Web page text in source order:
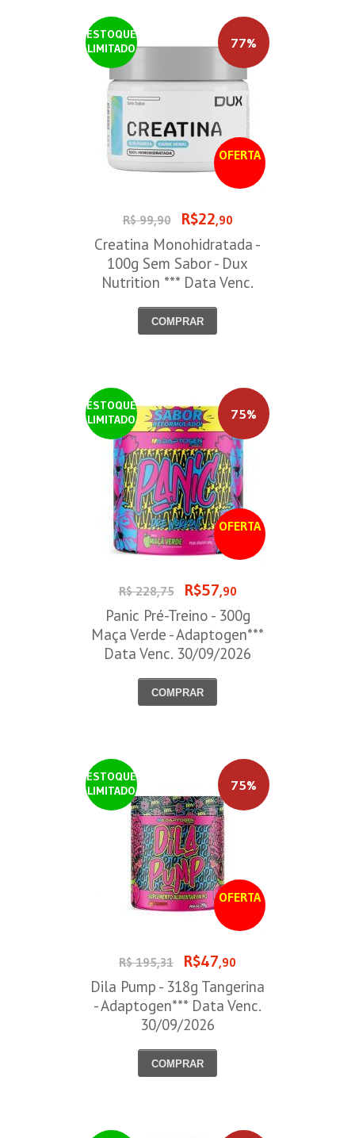
ESTOQUE
LIMITADO
OFERTA
77%
R$ 99,90 R$22,90
Creatina Monohidratada -
100g Sem Sabor - Dux
Nutrition *** Data Venc.
COMPRAR
ESTOQUE
LIMITADO
OFERTA
75%
R$ 228,75 R$57,90
Panic Pré-Treino - 300g
Maça Verde - Adaptogen***
Data Venc. 30/09/2026
COMPRAR
ESTOQUE
LIMITADO
OFERTA
75%
R$ 195,31 R$47,90
Dila Pump - 318g Tangerina
- Adaptogen*** Data Venc.
30/09/2026
COMPRAR